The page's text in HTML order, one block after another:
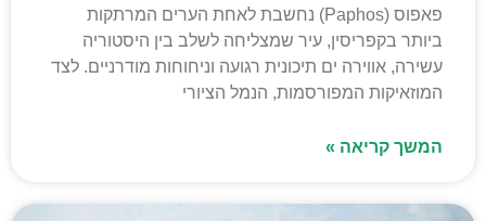
פאפוס (Paphos) נחשבת לאחת הערים המרתקות
ביותר בקפריסין, עיר שמצליחה לשלב בין היסטוריה
עשירה, אווירה ים תיכונית רגועה וניחוחות מודרניים. לצד
המוזאיקות המפורסמות, הנמל הציורי
המשך קריאה »